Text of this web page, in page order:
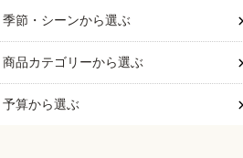
季節・シーンから選ぶ
商品カテゴリーから選ぶ
予算から選ぶ